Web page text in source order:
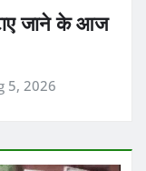
जाने के आज
5, 2026